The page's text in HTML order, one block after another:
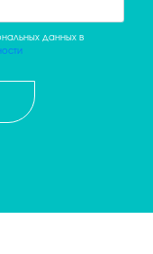
данных в